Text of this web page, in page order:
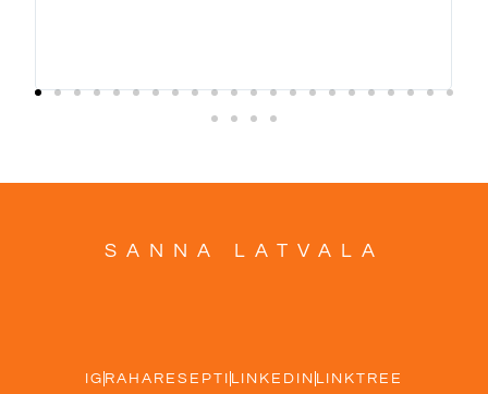
SANNA LATVALA
IG RAHARESEPTI LINKEDIN LINKTREE